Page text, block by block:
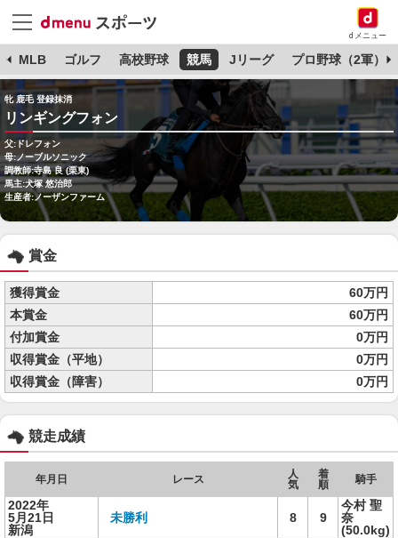
dメニュー
MLB ゴルフ 高校野球 競馬 Jリーグ プロ野球（2軍）
牝 鹿毛 登録抹消
リンギングフォン
父:ドレフォン
母:ノーブルソニック
調教師:寺島 良 (栗東)
馬主:犬塚 悠治郎
生産者:ノーザンファーム
賞金
獲得賞金
60万円
本賞金
60万円
付加賞金
0万円
収得賞金（平地）
0万円
収得賞金（障害）
0万円
競走成績
年月日 レース
人
気
着
順
騎手
2022年
5月21日
新潟
未勝利 8 9
今村 聖
奈
(50.0kg)